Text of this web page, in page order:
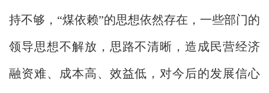
持不够，“煤依赖”的思想依然存在，一些部门的
领导思想不解放，思路不清晰，造成民营经济
融资难、成本高、效益低，对今后的发展信心